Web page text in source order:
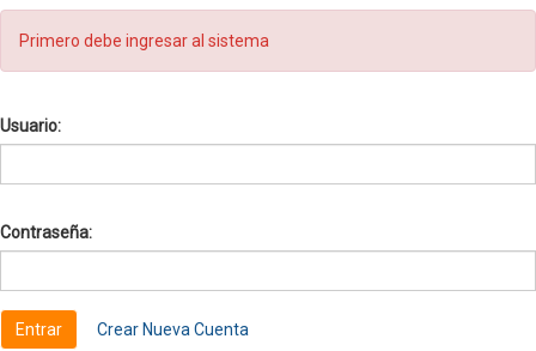
Primero debe ingresar al sistema
Usuario:
Contraseña:
Crear Nueva Cuenta